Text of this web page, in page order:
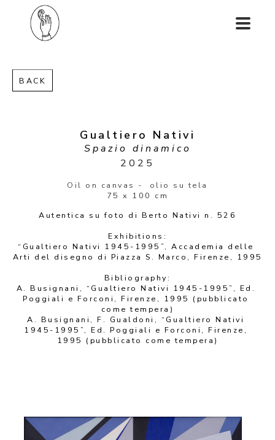
BACK
Gualtiero Nativi
Spazio dinamico
2025
Oil on canvas -  olio su tela
75 x 100 cm
Autentica su foto di Berto Nativi n. 526
Exhibitions:
“Gualtiero Nativi 1945-1995”, Accademia delle
Arti del disegno di Piazza S. Marco, Firenze, 1995
Bibliography:
A. Busignani, “Gualtiero Nativi 1945-1995”, Ed.
Poggiali e Forconi, Firenze, 1995 (pubblicato
come tempera)
A. Busignani, F. Gualdoni, “Gualtiero Nativi
1945-1995”, Ed. Poggiali e Forconi, Firenze,
1995 (pubblicato come tempera)